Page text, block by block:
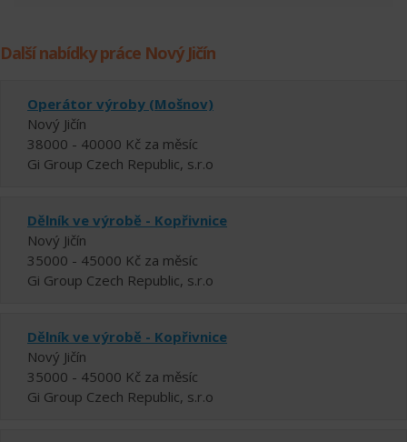
Další nabídky práce Nový Jičín
Operátor výroby (Mošnov)
Nový Jičín
38000 - 40000 Kč za měsíc
Gi Group Czech Republic, s.r.o
Dělník ve výrobě - Kopřivnice
Nový Jičín
35000 - 45000 Kč za měsíc
Gi Group Czech Republic, s.r.o
Dělník ve výrobě - Kopřivnice
Nový Jičín
35000 - 45000 Kč za měsíc
Gi Group Czech Republic, s.r.o